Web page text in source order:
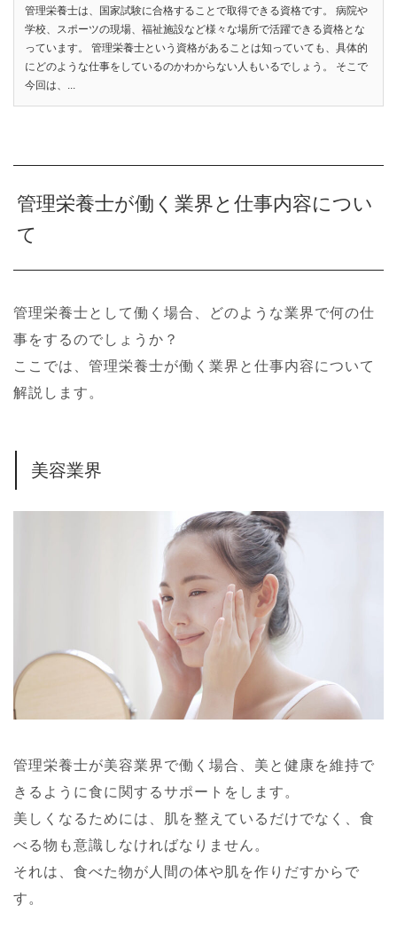
管理栄養士は、国家試験に合格することで取得できる資格です。 病院や
学校、スポーツの現場、福祉施設など様々な場所で活躍できる資格とな
っています。 管理栄養士という資格があることは知っていても、具体的
にどのような仕事をしているのかわからない人もいるでしょう。 そこで
今回は、...
管理栄養士が働く業界と仕事内容につい
て
管理栄養士として働く場合、どのような業界で何の仕
事をするのでしょうか？
ここでは、管理栄養士が働く業界と仕事内容について
解説します。
美容業界
管理栄養士が美容業界で働く場合、美と健康を維持で
きるように食に関するサポートをします。
美しくなるためには、肌を整えているだけでなく、食
べる物も意識しなければなりません。
それは、食べた物が人間の体や肌を作りだすからで
す。